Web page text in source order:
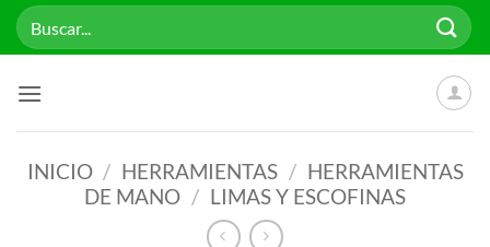
Saltar
Buscar
por:
INICIO / HERRAMIENTAS / HERRAMIENTAS
DE MANO / LIMAS Y ESCOFINAS